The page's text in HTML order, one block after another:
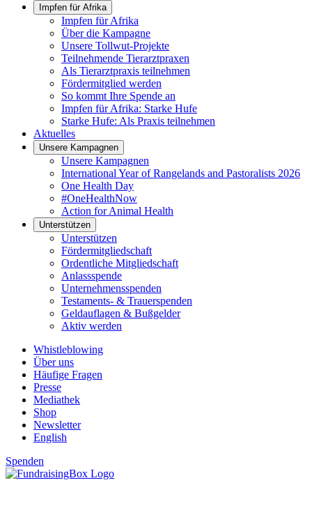
Impfen für Afrika
Impfen für Afrika
Über die Kampagne
Unsere Tollwut-Projekte
Teilnehmende Tierarztpraxen
Als Tierarztpraxis teilnehmen
Fördermitglied werden
So kommt Ihre Spende an
Impfen für Afrika: Starke Hufe
Starke Hufe: Als Praxis teilnehmen
Aktuelles
Unsere Kampagnen
Unsere Kampagnen
International Year of Rangelands and Pastoralists 2026
One Health Day
#OneHealthNow
Action for Animal Health
Unterstützen
Unterstützen
Fördermitgliedschaft
Ordentliche Mitgliedschaft
Anlassspende
Unternehmensspenden
Testaments- & Trauerspenden
Geldauflagen & Bußgelder
Aktiv werden
Whistleblowing
Über uns
Häufige Fragen
Presse
Mediathek
Shop
Newsletter
English
Spenden